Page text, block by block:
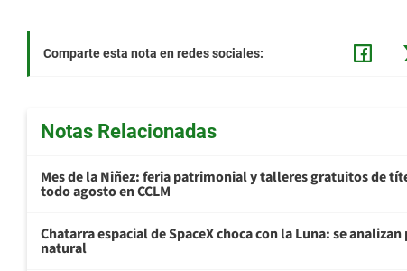
Comparte esta nota en redes sociales:
Notas Relacionadas
Mes de la Niñez: feria patrimonial y talleres gratuitos de
todo agosto en CCLM
Chatarra espacial de SpaceX choca con la Luna: se
natural